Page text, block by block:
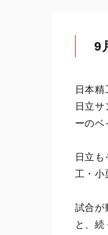
9
日本
日立
ーのベ
日立
工・小
試合が
と、